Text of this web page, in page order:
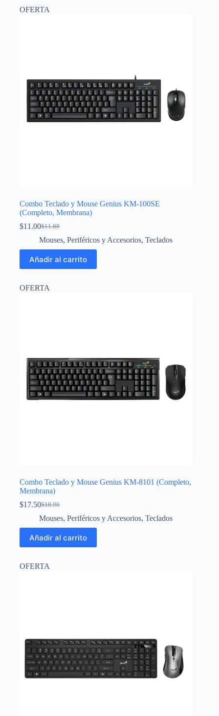
OFERTA
Combo Teclado y Mouse Genius KM-100SE
(Completo, Membrana)
$11.88
El
precio
original
era:
$11.88.
$11.00El
precio
actual
es:
$11.00.
Mouses, Periféricos y Accesorios, Teclados
Añadir al carrito
OFERTA
Combo Teclado y Mouse Genius KM-8101 (Completo,
Membrana)
$18.90
El
precio
original
era:
$18.90.
$17.50El
precio
actual
es:
$17.50.
Mouses, Periféricos y Accesorios, Teclados
Añadir al carrito
OFERTA